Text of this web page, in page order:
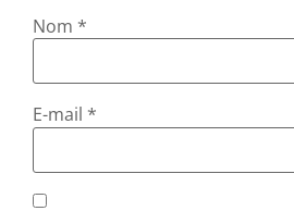
Nom *
E-mail *